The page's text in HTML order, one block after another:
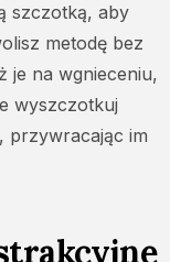
szczotką, aby
metodę bez
je na wgnieceniu,
wyszczotkuj
przywracając im